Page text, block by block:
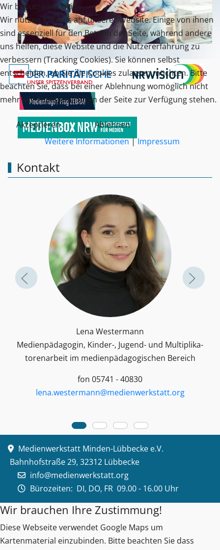
Kontakt
Lena Westermann
Medienpädagogin, Kinder-, Jugend- und Multiplika­
toren­arbeit im medienpädagogischen Bereich
fon 05741 - 40830
lena.westermann@medienwerkstatt.org
Medienwerkstatt Minden-Lübbecke e.V.
Bahnhofstraße 29, 32312 Lübbecke
info@medienwerkstatt.org
Bürozeiten: DI, DO, FR 09.00 - 16.00 Uhr
Wir brauchen Ihre Zustimmung!
Diese Webseite verwendet Google Maps um
Kartenmaterial einzubinden. Bitte beachten Sie dass
Wir benutzen Cookies
Wir nutzen Cookies auf unserer Website. Einige von ihnen
sind essenziell für den Betrieb der Seite, während andere
uns helfen, diese Website und die Nutzererfahrung zu
verbessern (Tracking Cookies). Sie können selbst
entscheiden, ob Sie die Cookies zulassen möchten. Bitte
beachten Sie, dass bei einer Ablehnung womöglich nicht
mehr alle Funktionalitäten der Seite zur Verfügung stehen.
Akzeptieren
Ablehnen
Weitere Informationen|Impressum